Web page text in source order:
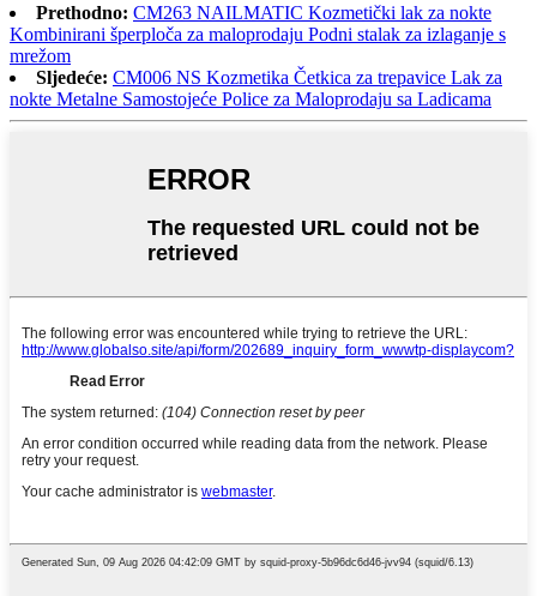
Prethodno: CM263 NAILMATIC Kozmetički lak za nokte
Kombinirani šperploča za maloprodaju Podni stalak za izlaganje s
mrežom
Sljedeće: CM006 NS Kozmetika Četkica za trepavice Lak za
nokte Metalne Samostojeće Police za Maloprodaju sa Ladicama